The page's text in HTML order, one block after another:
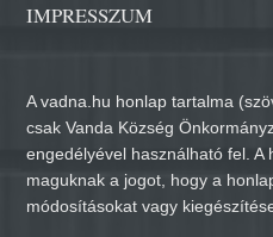
IMPRESSZUM
A vadna.hu honlap tartalma
csak Vanda Község
engedélyével használható fel.
maguknak a jogot, hogy a
módosításokat vagy